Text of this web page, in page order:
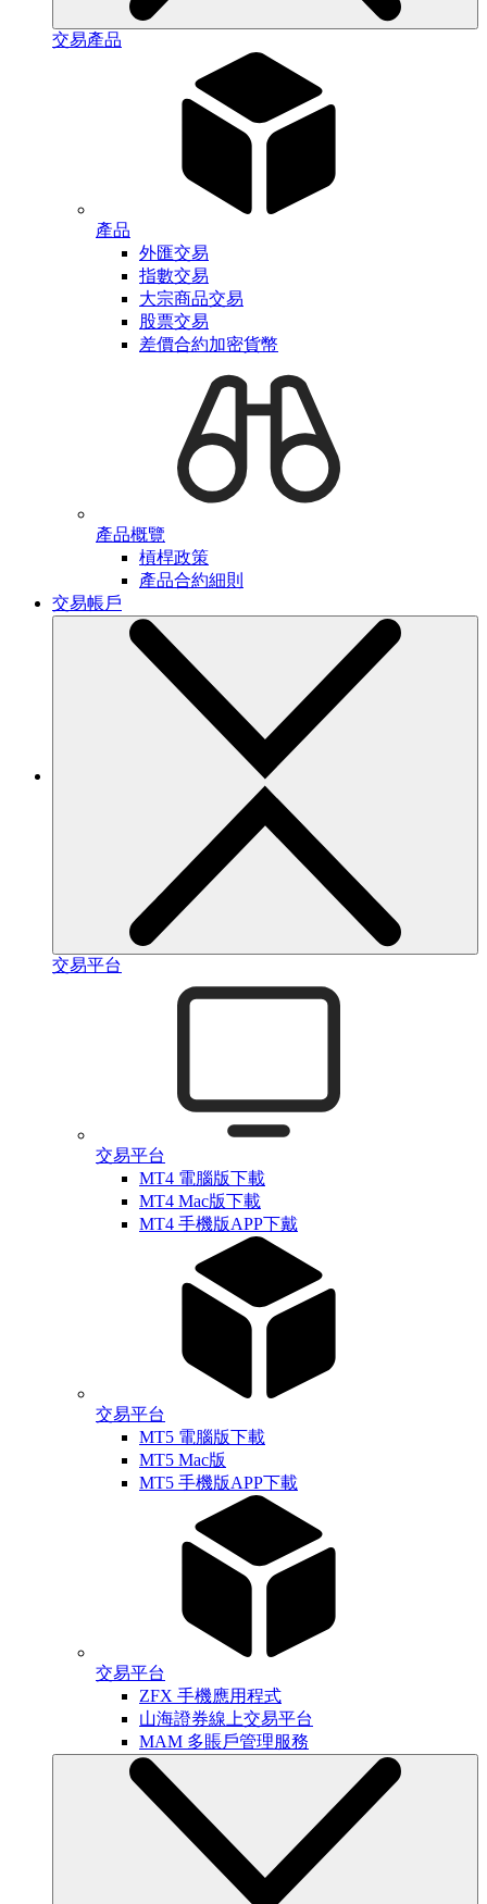
交易產品
產品
外匯交易
指數交易
大宗商品交易
股票交易
差價合約加密貨幣
產品概覽
槓桿政策
產品合約細則
交易帳戶
交易平台
交易平台
MT4 電腦版下載
MT4 Mac版下載
MT4 手機版APP下戴
交易平台
MT5 電腦版下載
MT5 Mac版
MT5 手機版APP下載
交易平台
ZFX 手機應用程式
山海證券線上交易平台
MAM 多賬戶管理服務